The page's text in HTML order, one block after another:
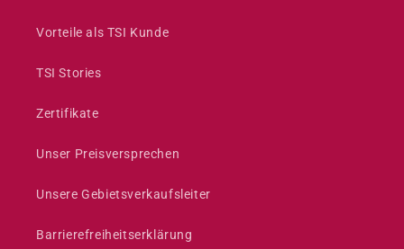
Vorteile als TSI Kunde
TSI Stories
Zertifikate
Unser Preisversprechen
Unsere Gebietsverkaufsleiter
Barrierefreiheitserklärung